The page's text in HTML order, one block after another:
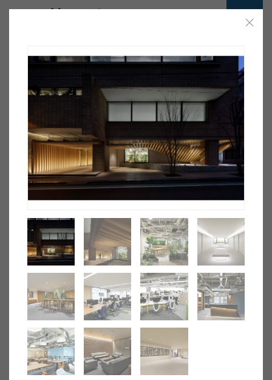
ホーム > 前田建設の実績
Projects Collaborations
前田建設の実績
詳細条件 年代 構造
すべてクリア
件 絞り込み条件：なし